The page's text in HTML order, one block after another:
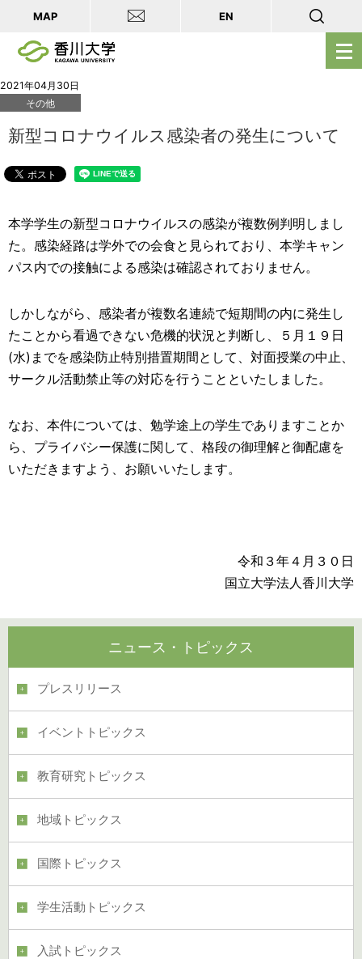
メ
ニ
を
MAP EN
2021年04月30日
その他
新型コロナウイルス感染者の発生について
本学学生の新型コロナウイルスの感染が複数例判明しまし
た。感染経路は学外での会食と見られており、本学キャン
パス内での接触による感染は確認されておりません。
しかしながら、感染者が複数名連続で短期間の内に発生し
たことから看過できない危機的状況と判断し、５月１９日
(水)までを感染防止特別措置期間として、対面授業の中止、
サークル活動禁止等の対応を行うことといたしました。
なお、本件については、勉学途上の学生でありますことか
ら、プライバシー保護に関して、格段の御理解と御配慮を
いただきますよう、お願いいたします。
令和３年４月３０日
国立大学法人香川大学
ニュース・トピックス
プレスリリース
イベントトピックス
教育研究トピックス
地域トピックス
国際トピックス
学生活動トピックス
入試トピックス